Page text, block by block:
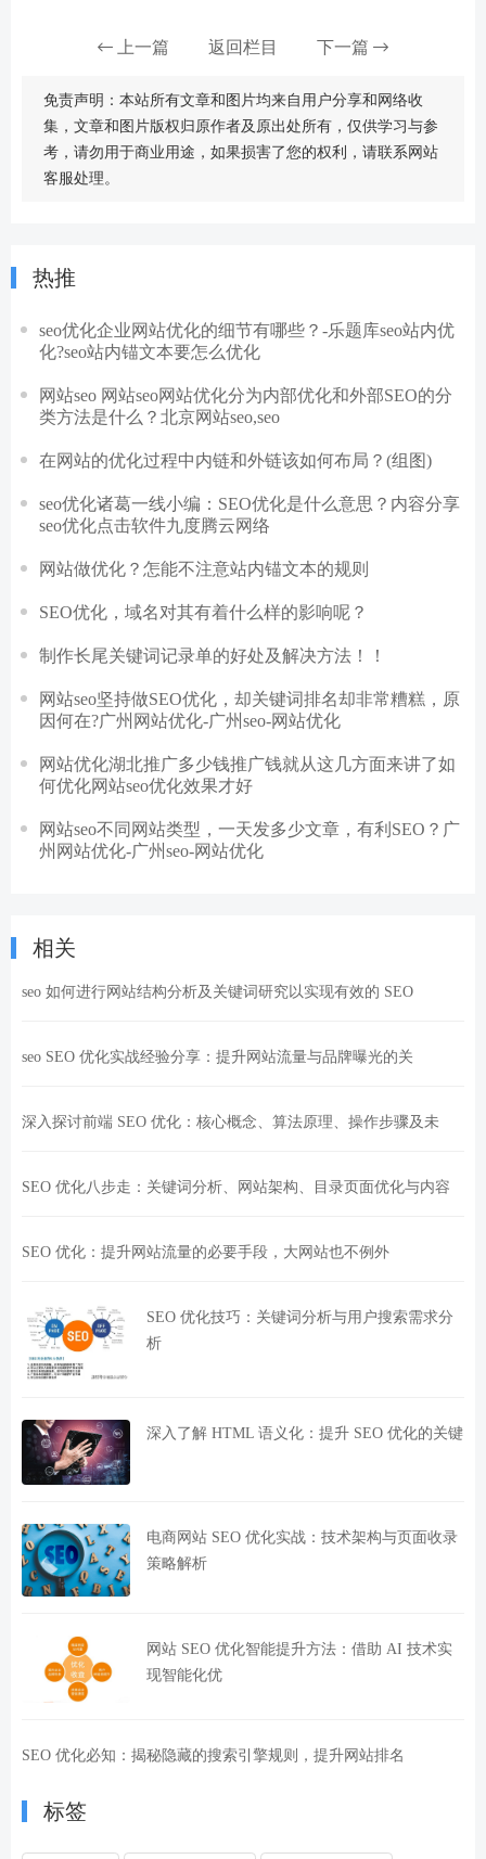
上一篇 返回栏目 下一篇
免责声明：本站所有文章和图片均来自用户分享和网络收
集，文章和图片版权归原作者及原出处所有，仅供学习与参
考，请勿用于商业用途，如果损害了您的权利，请联系网站
客服处理。
热推
seo优化企业网站优化的细节有哪些？-乐题库seo站内优
化?seo站内锚文本要怎么优化
网站seo 网站seo网站优化分为内部优化和外部SEO的分
类方法是什么？北京网站seo,seo
在网站的优化过程中内链和外链该如何布局？(组图)
seo优化诸葛一线小编：SEO优化是什么意思？内容分享
seo优化点击软件九度腾云网络
网站做优化？怎能不注意站内锚文本的规则
SEO优化，域名对其有着什么样的影响呢？
制作长尾关键词记录单的好处及解决方法！！
网站seo坚持做SEO优化，却关键词排名却非常糟糕，原
因何在?广州网站优化-广州seo-网站优化
网站优化湖北推广多少钱推广钱就从这几方面来讲了如
何优化网站seo优化效果才好
网站seo不同网站类型，一天发多少文章，有利SEO？广
州网站优化-广州seo-网站优化
相关
seo 如何进行网站结构分析及关键词研究以实现有效的 SEO
seo SEO 优化实战经验分享：提升网站流量与品牌曝光的关
深入探讨前端 SEO 优化：核心概念、算法原理、操作步骤及未
SEO 优化八步走：关键词分析、网站架构、目录页面优化与内容
SEO 优化：提升网站流量的必要手段，大网站也不例外
SEO 优化技巧：关键词分析与用户搜索需求分
析
深入了解 HTML 语义化：提升 SEO 优化的关键
电商网站 SEO 优化实战：技术架构与页面收录
策略解析
网站 SEO 优化智能提升方法：借助 AI 技术实
现智能化优
SEO 优化必知：揭秘隐藏的搜索引擎规则，提升网站排名
标签